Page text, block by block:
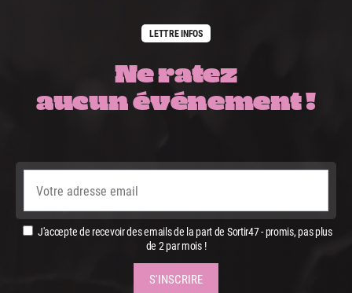
LETTRE INFOS
Ne ratez
aucun événement !
J'accepte de recevoir des emails de la part de Sortir47 - promis, pas plus
de 2 par mois !